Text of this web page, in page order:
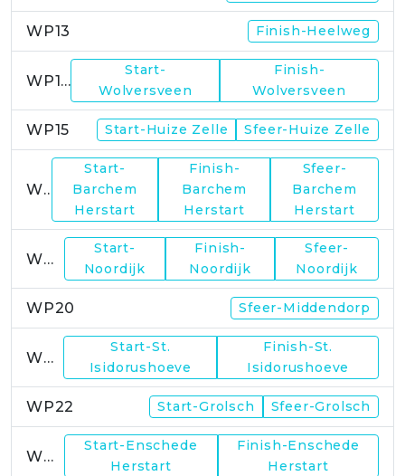
WP13 Finish-Heelweg
WP14
Start-
Wolversveen
Finish-
Wolversveen
WP15 Start-Huize Zelle Sfeer-Huize Zelle
WP17
Start-
Barchem
Herstart
Finish-
Barchem
Herstart
Sfeer-
Barchem
Herstart
WP19
Start-
Noordijk
Finish-
Noordijk
Sfeer-
Noordijk
WP20 Sfeer-Middendorp
WP21
Start-St.
Isidorushoeve
Finish-St.
Isidorushoeve
WP22 Start-Grolsch Sfeer-Grolsch
WP23
Start-Enschede
Herstart
Finish-Enschede
Herstart